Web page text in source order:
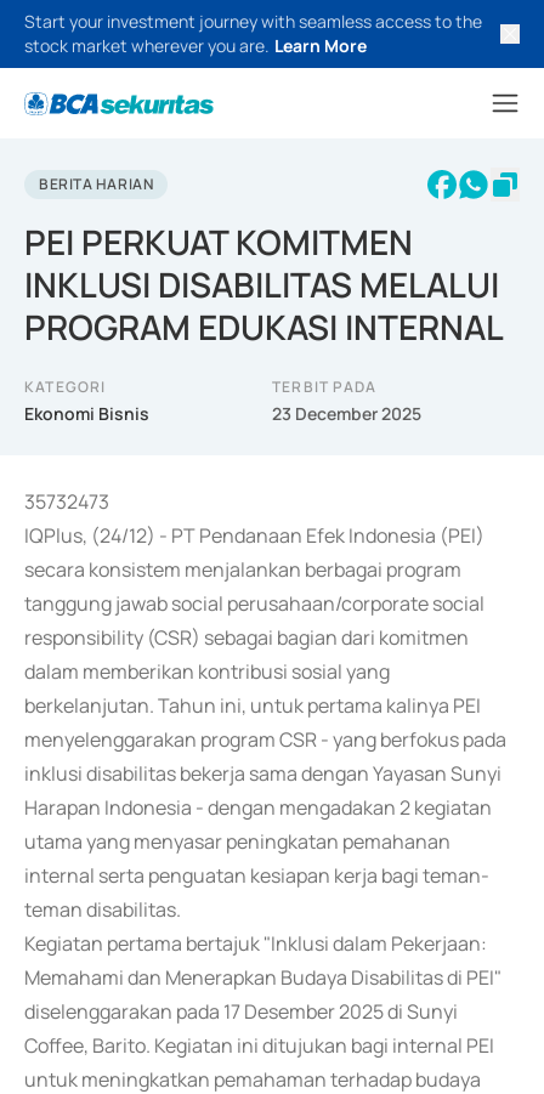
Start your investment journey with seamless access to the
stock market wherever you are. Learn More
BERITA HARIAN
PEI PERKUAT KOMITMEN
INKLUSI DISABILITAS MELALUI
PROGRAM EDUKASI INTERNAL
KATEGORI
Ekonomi Bisnis
TERBIT PADA
23 December 2025
35732473
IQPlus, (24/12) - PT Pendanaan Efek Indonesia (PEI)
secara konsistem menjalankan berbagai program
tanggung jawab social perusahaan/corporate social
responsibility (CSR) sebagai bagian dari komitmen
dalam memberikan kontribusi sosial yang
berkelanjutan. Tahun ini, untuk pertama kalinya PEI
menyelenggarakan program CSR - yang berfokus pada
inklusi disabilitas bekerja sama dengan Yayasan Sunyi
Harapan Indonesia - dengan mengadakan 2 kegiatan
utama yang menyasar peningkatan pemahanan
internal serta penguatan kesiapan kerja bagi teman-
teman disabilitas.
Kegiatan pertama bertajuk "Inklusi dalam Pekerjaan:
Memahami dan Menerapkan Budaya Disabilitas di PEI"
diselenggarakan pada 17 Desember 2025 di Sunyi
Coffee, Barito. Kegiatan ini ditujukan bagi internal PEI
untuk meningkatkan pemahaman terhadap budaya